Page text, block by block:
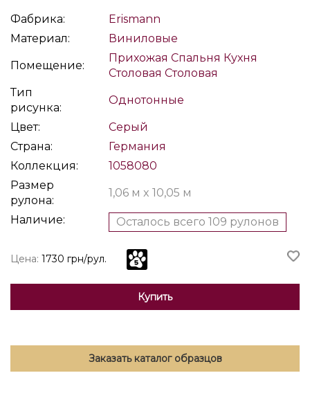
Фабрика:
Erismann
Материал:
Виниловые
Помещение:
Прихожая Спальня Кухня
Столовая Столовая
Тип
рисунка:
Однотонные
Цвет:
Серый
Страна:
Германия
Коллекция:
1058080
Размер
рулона:
1,06 м x 10,05 м
Наличие: Осталось всего 109 рулонов
Цена: 1730 грн/рул.
Купить
Заказать каталог образцов